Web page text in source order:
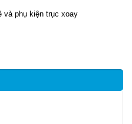
và phụ kiện trục xoay